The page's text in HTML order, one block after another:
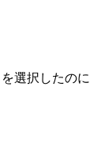
選択したのに